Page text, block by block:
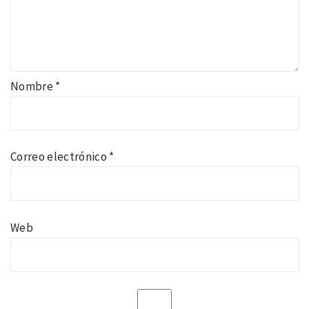
Nombre*
Correo electrónico *
Web